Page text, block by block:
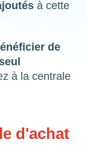
à cette
de
à la centrale
d'achat